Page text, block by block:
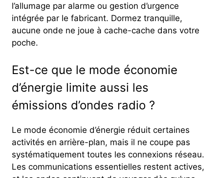
l’allumage par alarme ou gestion d’urgence
intégrée par le fabricant. Dormez tranquille,
aucune onde ne joue à cache-cache dans votre
poche.
Est-ce que le mode économie
d’énergie limite aussi les
émissions d’ondes radio ?
Le mode économie d’énergie réduit certaines
activités en arrière-plan, mais il ne coupe pas
systématiquement toutes les connexions réseau.
Les communications essentielles restent actives,